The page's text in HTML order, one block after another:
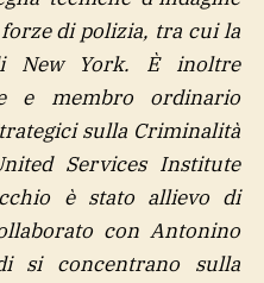
di polizia, tra cui la
New York. È inoltre
e membro ordinario
sulla Criminalità
Services Institute
è stato allievo di
con Antonino
si concentrano sulla